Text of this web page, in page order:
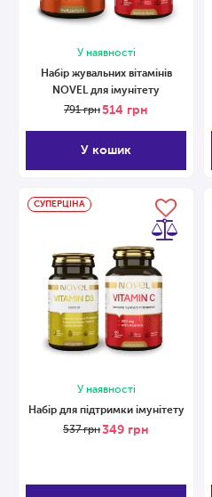
У наявності
Набір жувальних вітамінів
NOVEL для імунітету
791грн514 грн
У кошик
СУПЕРЦІНА
У наявності
Набір для підтримки імунітету
537грн349 грн